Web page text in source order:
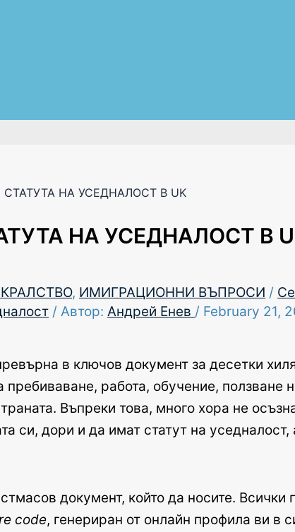
НА УСЕДНАЛОСТ В UK
НА УСЕДНАЛОСТ В
, ИМИГРАЦИОННИ ВЪПРОСИ /
/ Автор: Андрей Енев / February 21,
в ключов документ за десетки
работа, обучение, ползване
Въпреки това, много хора не
си, дори и да имат статут на
документ, който да носите. Всички
code, генериран от онлайн профила ви в